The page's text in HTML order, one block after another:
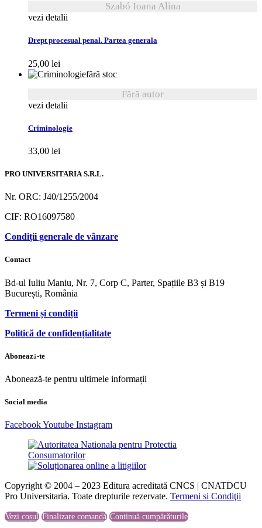
Szabó Ioana Alina
vezi detalii
Drept procesual penal. Partea generala
25,00 lei
fără stoc
Fără autor
vezi detalii
Criminologie
33,00 lei
PRO UNIVERSITARIA S.R.L.
Nr. ORC: J40/1255/2004
CIF: RO16097580
Condiții generale de vânzare
Contact
Bd-ul Iuliu Maniu, Nr. 7, Corp C, Parter, Spațiile B3 și B19
București, România
Termeni și condiții
Politică de confidențialitate
Abonează-te
Abonează-te pentru ultimele informații
Social media
FacebookYoutube Instagram
Copyright © 2004 – 2023 Editura acreditată CNCS | CNATDCU
Pro Universitaria. Toate drepturile rezervate. Termeni si Condiţii
Vezi coșul Finalizare comandă Continuă cumpărăturile